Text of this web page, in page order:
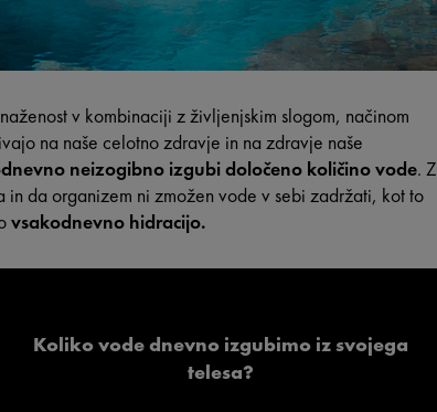
v kombinaciji z življenjskim slogom, načinom
na naše celotno zdravje in na zdravje naše
neizogibno izgubi določeno količino vode. Z
da organizem ni zmožen vode v sebi zadržati, kot to
vsakodnevno hidracijo.
Koliko vode dnevno izgubimo iz svojega
telesa?